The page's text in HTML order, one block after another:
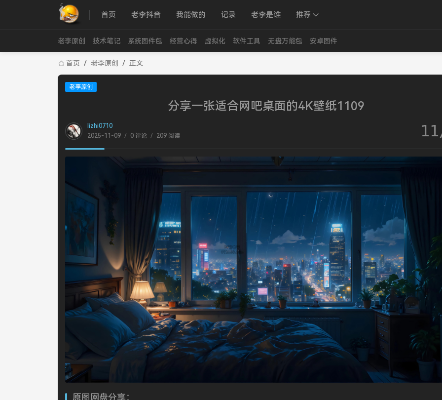
首页 老李抖音 我能做的 记录 老李是谁 推荐
老李原创 技术笔记 系统固件包 经营心得 虚拟化 软件工具 无盘万能包 安卓固件
首页 / 老李原创 / 正文
老李原创
分享一张适合网吧桌面的4K壁纸1109
lizhi0710
2025-11-09 / 0 评论 / 209 阅读
原图网盘分享：